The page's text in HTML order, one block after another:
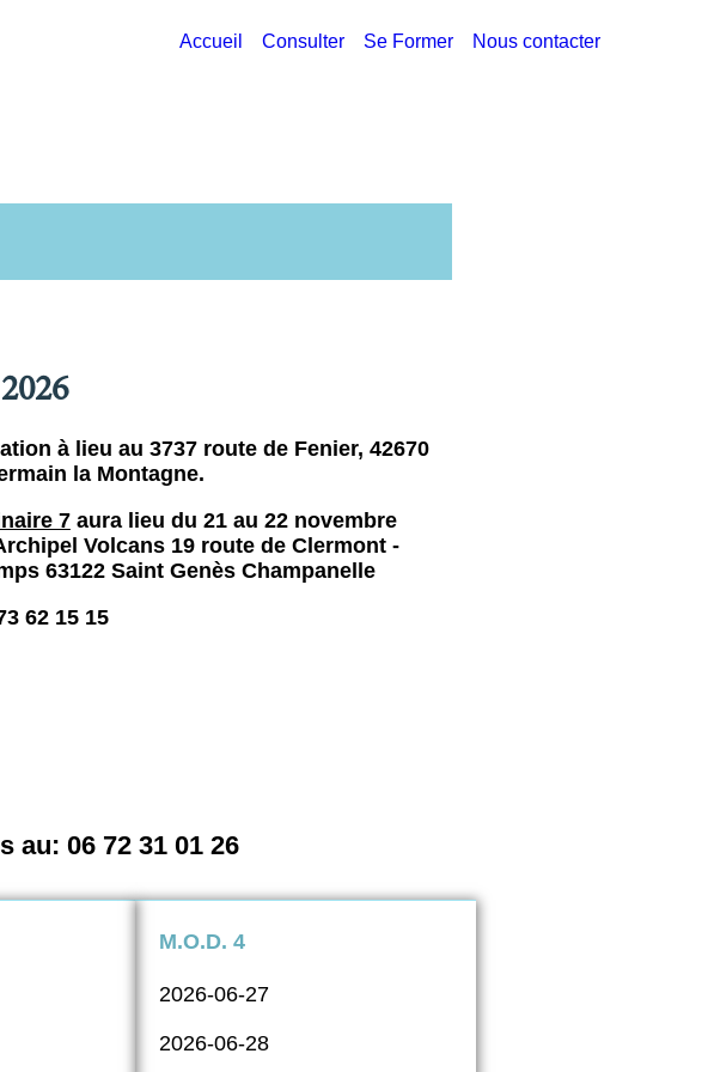
Accueil Consulter Se Former Nous contacter
à lieu au 3737 route de Fenier, 42670
la Montagne.
7aura lieu du 21 au 22 novembre
Volcans 19 route de Clermont -
63122 Saint Genès Champanelle
62 15 15
au: 06 72 31 01 26
M.O.D. 4
2026-06-27
2026-06-28